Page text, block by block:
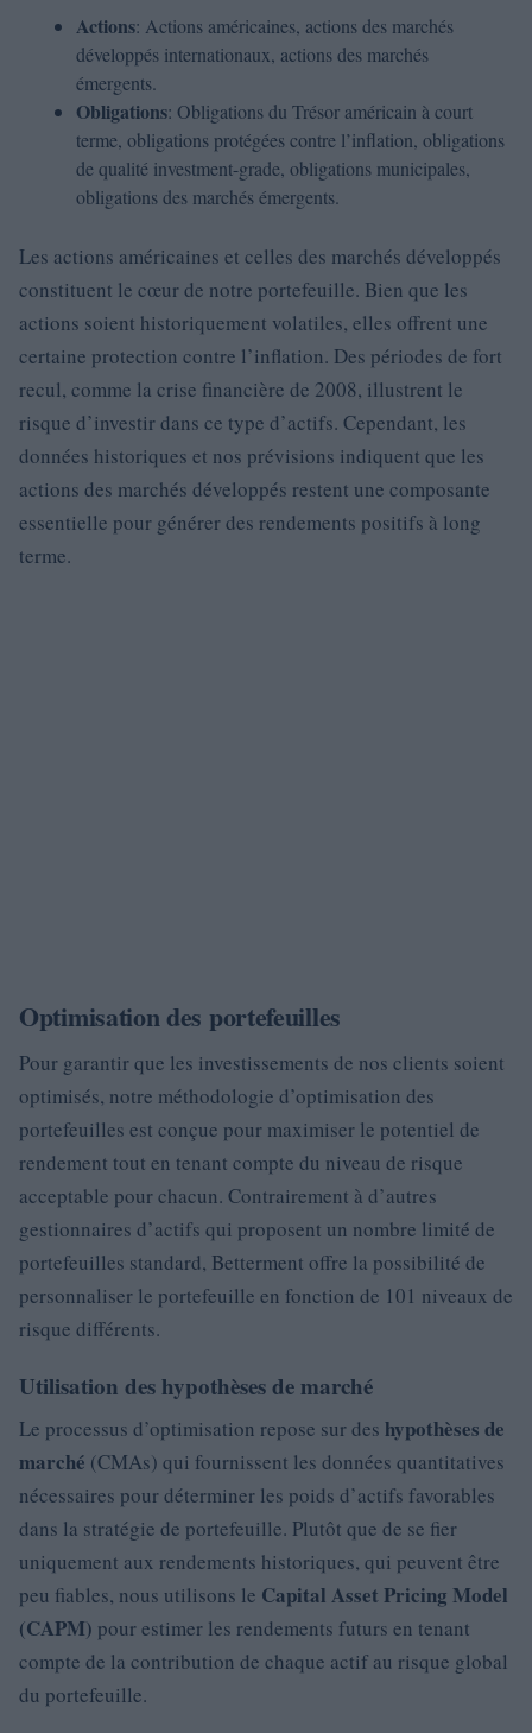
Actions: Actions américaines, actions des marchés
développés internationaux, actions des marchés
émergents.
Obligations: Obligations du Trésor américain à court
terme, obligations protégées contre l’inflation, obligations
de qualité investment-grade, obligations municipales,
obligations des marchés émergents.
Les actions américaines et celles des marchés développés
constituent le cœur de notre portefeuille. Bien que les
actions soient historiquement volatiles, elles offrent une
certaine protection contre l’inflation. Des périodes de fort
recul, comme la crise financière de 2008, illustrent le
risque d’investir dans ce type d’actifs. Cependant, les
données historiques et nos prévisions indiquent que les
actions des marchés développés restent une composante
essentielle pour générer des rendements positifs à long
terme.
Optimisation des portefeuilles
Pour garantir que les investissements de nos clients soient
optimisés, notre méthodologie d’optimisation des
portefeuilles est conçue pour maximiser le potentiel de
rendement tout en tenant compte du niveau de risque
acceptable pour chacun. Contrairement à d’autres
gestionnaires d’actifs qui proposent un nombre limité de
portefeuilles standard, Betterment offre la possibilité de
personnaliser le portefeuille en fonction de 101 niveaux de
risque différents.
Utilisation des hypothèses de marché
Le processus d’optimisation repose sur des hypothèses de
marché (CMAs) qui fournissent les données quantitatives
nécessaires pour déterminer les poids d’actifs favorables
dans la stratégie de portefeuille. Plutôt que de se fier
uniquement aux rendements historiques, qui peuvent être
peu fiables, nous utilisons le Capital Asset Pricing Model
(CAPM) pour estimer les rendements futurs en tenant
compte de la contribution de chaque actif au risque global
du portefeuille.